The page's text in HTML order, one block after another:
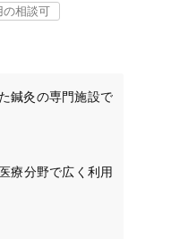
の相談可
鍼灸の専門施設で
療分野で広く利用